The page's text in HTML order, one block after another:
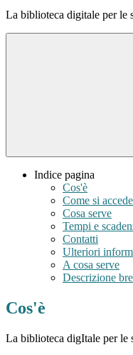
La biblioteca digitale per le
Indice pagina
Cos'è
Come si
Cosa serve
Tempi e
Contatti
Ulteriori
A cosa serve
Descrizione
Cos'è
La biblioteca digItale per le